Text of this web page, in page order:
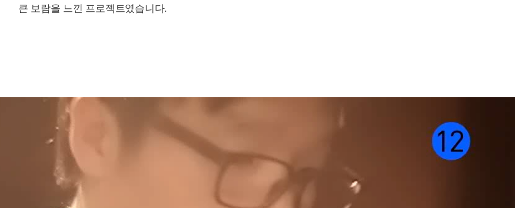
큰 보람을 느낀 프로젝트였습니다.